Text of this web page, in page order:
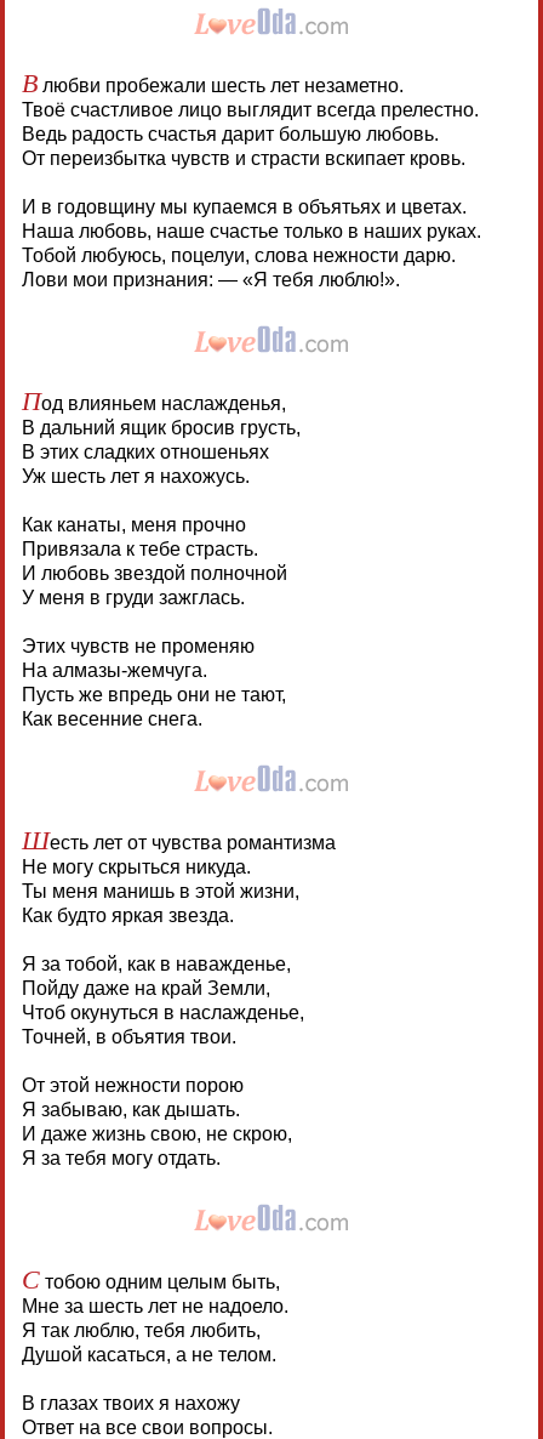
Влюбви пробежали шесть лет незаметно.
Твоё счастливое лицо выглядит всегда прелестно.
Ведь радость счастья дарит большую любовь.
От переизбытка чувств и страсти вскипает кровь.
И в годовщину мы купаемся в объятьях и цветах.
Наша любовь, наше счастье только в наших руках.
Тобой любуюсь, поцелуи, слова нежности дарю.
Лови мои признания: — «Я тебя люблю!».
Под влияньем наслажденья,
В дальний ящик бросив грусть,
В этих сладких отношеньях
Уж шесть лет я нахожусь.
Как канаты, меня прочно
Привязала к тебе страсть.
И любовь звездой полночной
У меня в груди зажглась.
Этих чувств не променяю
На алмазы-жемчуга.
Пусть же впредь они не тают,
Как весенние снега.
Шесть лет от чувства романтизма
Не могу скрыться никуда.
Ты меня манишь в этой жизни,
Как будто яркая звезда.
Я за тобой, как в наважденье,
Пойду даже на край Земли,
Чтоб окунуться в наслажденье,
Точней, в объятия твои.
От этой нежности порою
Я забываю, как дышать.
И даже жизнь свою, не скрою,
Я за тебя могу отдать.
Стобою одним целым быть,
Мне за шесть лет не надоело.
Я так люблю, тебя любить,
Душой касаться, а не телом.
В глазах твоих я нахожу
Ответ на все свои вопросы.